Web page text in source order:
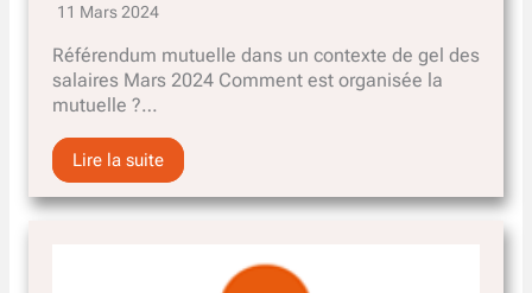
11 Mars 2024
Référendum mutuelle dans un contexte de gel des
salaires Mars 2024 Comment est organisée la
mutuelle ?…
Lire la suite